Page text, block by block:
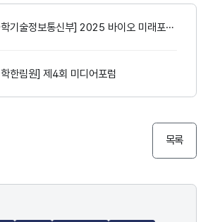
[과학기술정보통신부] 2025 바이오 미래포럼 안내
한림원] 제4회 미디어포럼
목록